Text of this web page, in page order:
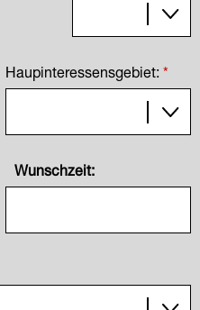
*
Haupinteressensgebiet:
Wunschzeit: